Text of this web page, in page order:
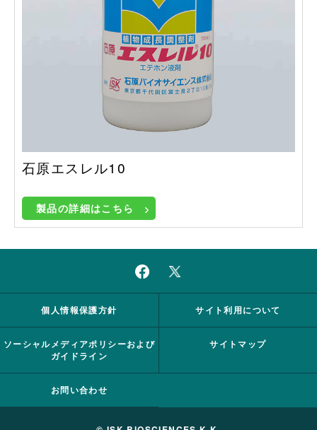
石原エスレル10
製品の詳細はこちら
個人情報保護方針 サイト利用について
ソーシャルメディアポリシーおよび
ガイドライン
サイトマップ
お問い合わせ